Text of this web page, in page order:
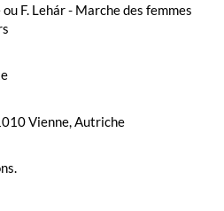
F. Lehár - Marche des femmes
Vienne, Autriche